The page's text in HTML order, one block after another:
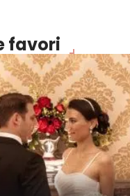
favori